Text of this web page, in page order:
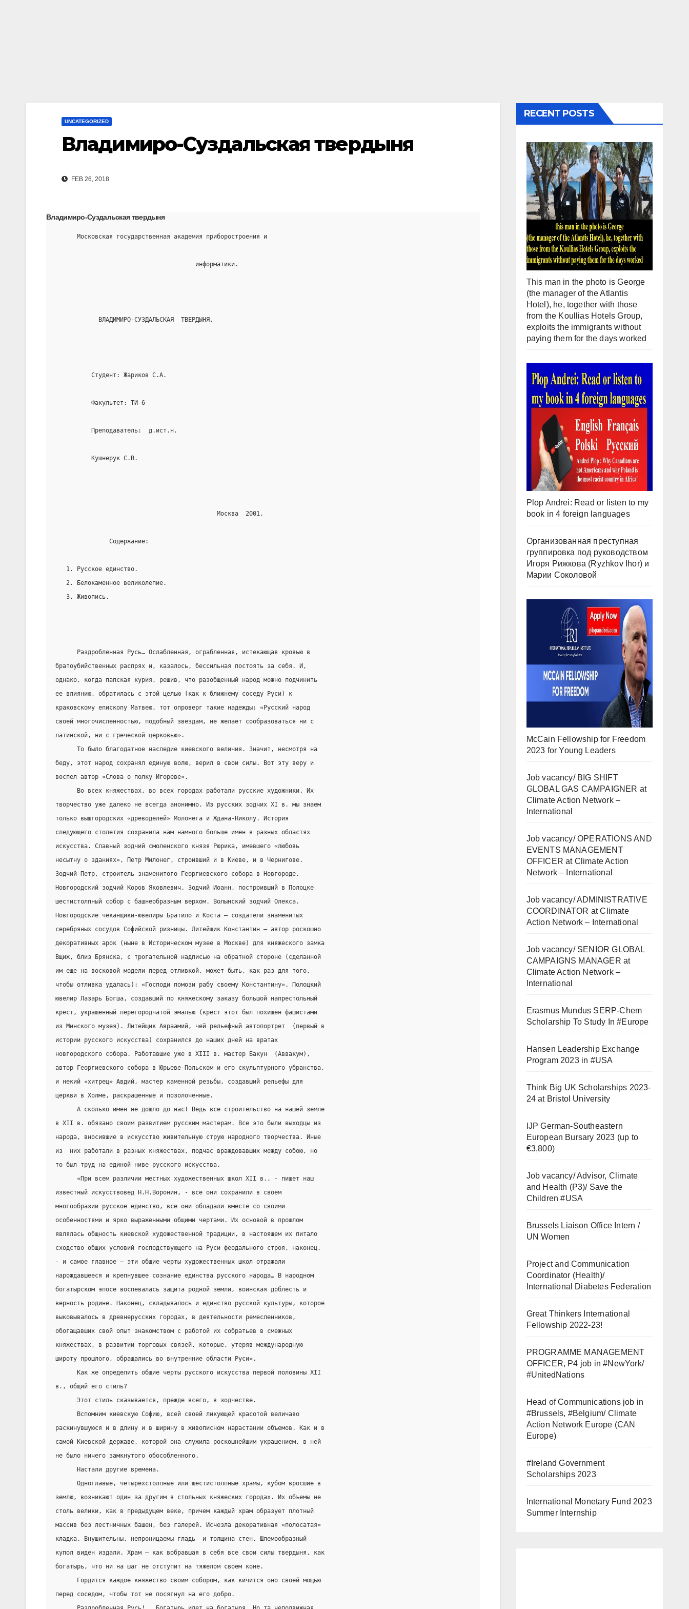
UNCATEGORIZED
Владимиро-Суздальская твердыня
FEB 26, 2018
Владимиро-Суздальская твердыня
      Московская государственная академия приборостроения и
                                       информатики.
            ВЛАДИМИРО-СУЗДАЛЬСКАЯ  ТВЕРДЫНЯ.
          Студент: Жариков С.А.
          Факультет: ТИ-6
          Преподаватель:  д.ист.н.
          Кушнерук С.В.
                                             Москва  2001.
               Содержание:
   1. Русское единство.
   2. Белокаменное великолепие.
   3. Живопись.
      Раздробленная Русь… Ослабленная, ограбленная, истекающая кровью в
братоубийственных распрях и, казалось, бессильная постоять за себя. И,
однако, когда папская курия, решив, что разобщенный народ можно подчинить
ее влиянию, обратилась с этой целью (как к ближнему соседу Руси) к
краковскому епископу Матвею, тот опроверг такие надежды: «Русский народ
своей многочисленностью, подобный звездам, не желает сообразоваться ни с
латинской, ни с греческой церковью».
      То было благодатное наследие киевского величия. Значит, несмотря на
беду, этот народ сохранял единую волю, верил в свои силы. Вот эту веру и
воспел автор «Слова о полку Игореве».
      Во всех княжествах, во всех городах работали русские художники. Их
творчество уже далеко не всегда анонимно. Из русских зодчих XI в. мы знаем
только вышгородских «древоделей» Молонега и Ждана-Николу. История
следующего столетия сохранила нам намного больше имен в разных областях
искусства. Славный зодчий смоленского князя Рюрика, имевшего «любовь
несытну о зданиях», Петр Милонег, строивший и в Киеве, и в Чернигове.
Зодчий Петр, строитель знаменитого Георгиевского собора в Новгороде.
Новгородский зодчий Коров Яковлевич. Зодчий Иоанн, построивший в Полоцке
шестистолпный собор с башнеобразным верхом. Волынский зодчий Олекса.
Новгородские чеканщики-ювелиры Братило и Коста – создатели знаменитых
серебряных сосудов Софийской ризницы. Литейщик Константин – автор роскошно
декоративных арок (ныне в Историческом музее в Москве) для княжеского замка
Вщиж, близ Брянска, с трогательной надписью на обратной стороне (сделанной
им еще на восковой модели перед отливкой, может быть, как раз для того,
чтобы отливка удалась): «Господи помози рабу своему Константину». Полоцкий
ювелир Лазарь Богша, создавший по княжескому заказу большой напрестольный
крест, украшенный перегородчатой эмалью (крест этот был похищен фашистами
из Минского музея). Литейщик Авраамий, чей рельефный автопортрет  (первый в
истории русского искусства) сохранился до наших дней на вратах
новгородского собора. Работавшие уже в XIII в. мастер Бакун  (Аввакум),
автор Георгиевского собора в Юрьеве-Польском и его скульптурного убранства,
и некий «хитрец» Авдий, мастер каменной резьбы, создавший рельефы для
церкви в Холме, раскрашенные и позолоченные.
      А сколько имен не дошло до нас! Ведь все строительство на нашей земле
в XII в. обязано своим развитием русским мастерам. Все это были выходцы из
народа, вносившие в искусство живительную струю народного творчества. Иные
из  них работали в разных княжествах, подчас враждовавших между собою, но
то был труд на единой ниве русского искусства.
      «При всем различии местных художественных школ XII в., - пишет наш
известный искусствовед Н.Н.Воронин, - все они сохранили в своем
многообразии русское единство, все они обладали вместе со своими
особенностями и ярко выраженными общими чертами. Их основой в прошлом
являлась общность киевской художественной традиции, в настоящем их питало
сходство общих условий господствующего на Руси феодального строя, наконец,
- и самое главное – эти общие черты художественных школ отражали
нарождавшееся и крепнувшее сознание единства русского народа… В народном
богатырском эпосе воспевалась защита родной земли, воинская доблесть и
верность родине. Наконец, складывалось и единство русской культуры, которое
выковывалось в древнерусских городах, в деятельности ремесленников,
обогащавших свой опыт знакомством с работой их собратьев в смежных
княжествах, в развитии торговых связей, которые, утеряв международную
широту прошлого, обращались во внутренние области Руси».
      Как же определить общие черты русского искусства первой половины XII
в., общий его стиль?
      Этот стиль сказывается, прежде всего, в зодчестве.
      Вспомним киевскую Софию, всей своей ликующей красотой величаво
раскинувшуюся и в длину и в ширину в живописном нарастании объемов. Как и в
самой Киевской державе, которой она служила роскошнейшим украшением, в ней
не было ничего замкнутого обособленного.
      Настали другие времена.
      Одноглавые, четырехстолпные или шестистолпные храмы, кубом вросшие в
землю, возникают один за другим в стольных княжеских городах. Их объемы не
столь велики, как в предыдущем веке, причем каждый храм образует плотный
массив без лестничных башен, без галерей. Исчезла декоративная «полосатая»
кладка. Внушительны, непроницаемы гладь  и толщина стен. Шлемообразный
купол виден издали. Храм – как вобравшая в себя все свои силы твердыня, как
богатырь, что ни на шаг не отступит на тяжелом своем коне.
      Гордится каждое княжество своим собором, как кичится оно своей мощью
перед соседом, чтобы тот не посягнул на его добро.
RECENT POSTS
This man in the photo is George
(the manager of the Atlantis
Hotel), he, together with those
from the Koullias Hotels Group,
exploits the immigrants without
paying them for the days worked
Plop Andrei: Read or listen to my
book in 4 foreign languages
Организованная преступная
группировка под руководством
Игоря Рижкова (Ryzhkov Ihor) и
Марии Соколовой
McCain Fellowship for Freedom
2023 for Young Leaders
Job vacancy/ BIG SHIFT
GLOBAL GAS CAMPAIGNER at
Climate Action Network –
International
Job vacancy/ OPERATIONS AND
EVENTS MANAGEMENT
OFFICER at Climate Action
Network – International
Job vacancy/ ADMINISTRATIVE
COORDINATOR at Climate
Action Network – International
Job vacancy/ SENIOR GLOBAL
CAMPAIGNS MANAGER at
Climate Action Network –
International
Erasmus Mundus SERP-Chem
Scholarship To Study In #Europe
Hansen Leadership Exchange
Program 2023 in #USA
Think Big UK Scholarships 2023-
24 at Bristol University
IJP German-Southeastern
European Bursary 2023 (up to
€3,800)
Job vacancy/ Advisor, Climate
and Health (P3)/ Save the
Children #USA
Brussels Liaison Office Intern /
UN Women
Project and Communication
Coordinator (Health)/
International Diabetes Federation
Great Thinkers International
Fellowship 2022-23!
PROGRAMME MANAGEMENT
OFFICER, P4 job in #NewYork/
#UnitedNations
Head of Communications job in
#Brussels, #Belgium/ Climate
Action Network Europe (CAN
Europe)
#Ireland Government
Scholarships 2023
International Monetary Fund 2023
Summer Internship